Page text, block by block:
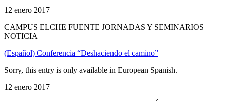
12 enero 2017
CAMPUS ELCHE FUENTE JORNADAS Y SEMINARIOS
NOTICIA
(Español) Conferencia “Deshaciendo el camino”
Sorry, this entry is only available in European Spanish.
12 enero 2017